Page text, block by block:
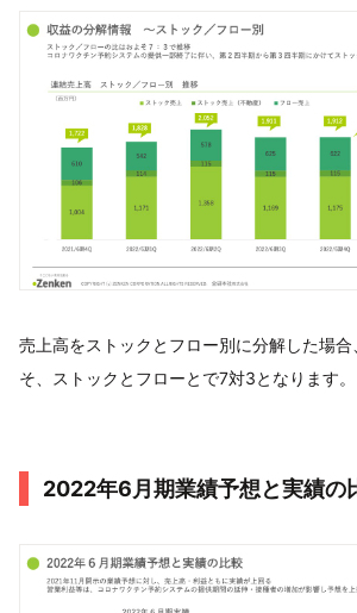
売上高をストックとフロー別に分解した場合
そ、ストックとフローとで7対3となります。
2022年6月期業績予想と実績の